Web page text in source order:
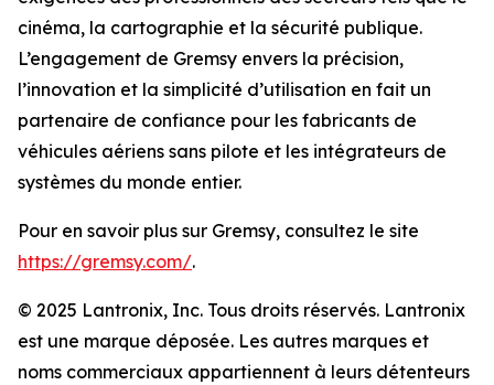
cinéma, la cartographie et la sécurité publique.
L’engagement de Gremsy envers la précision,
l’innovation et la simplicité d’utilisation en fait un
partenaire de confiance pour les fabricants de
véhicules aériens sans pilote et les intégrateurs de
systèmes du monde entier.
Pour en savoir plus sur Gremsy, consultez le site
https://gremsy.com/.
© 2025 Lantronix, Inc. Tous droits réservés. Lantronix
est une marque déposée. Les autres marques et
noms commerciaux appartiennent à leurs détenteurs